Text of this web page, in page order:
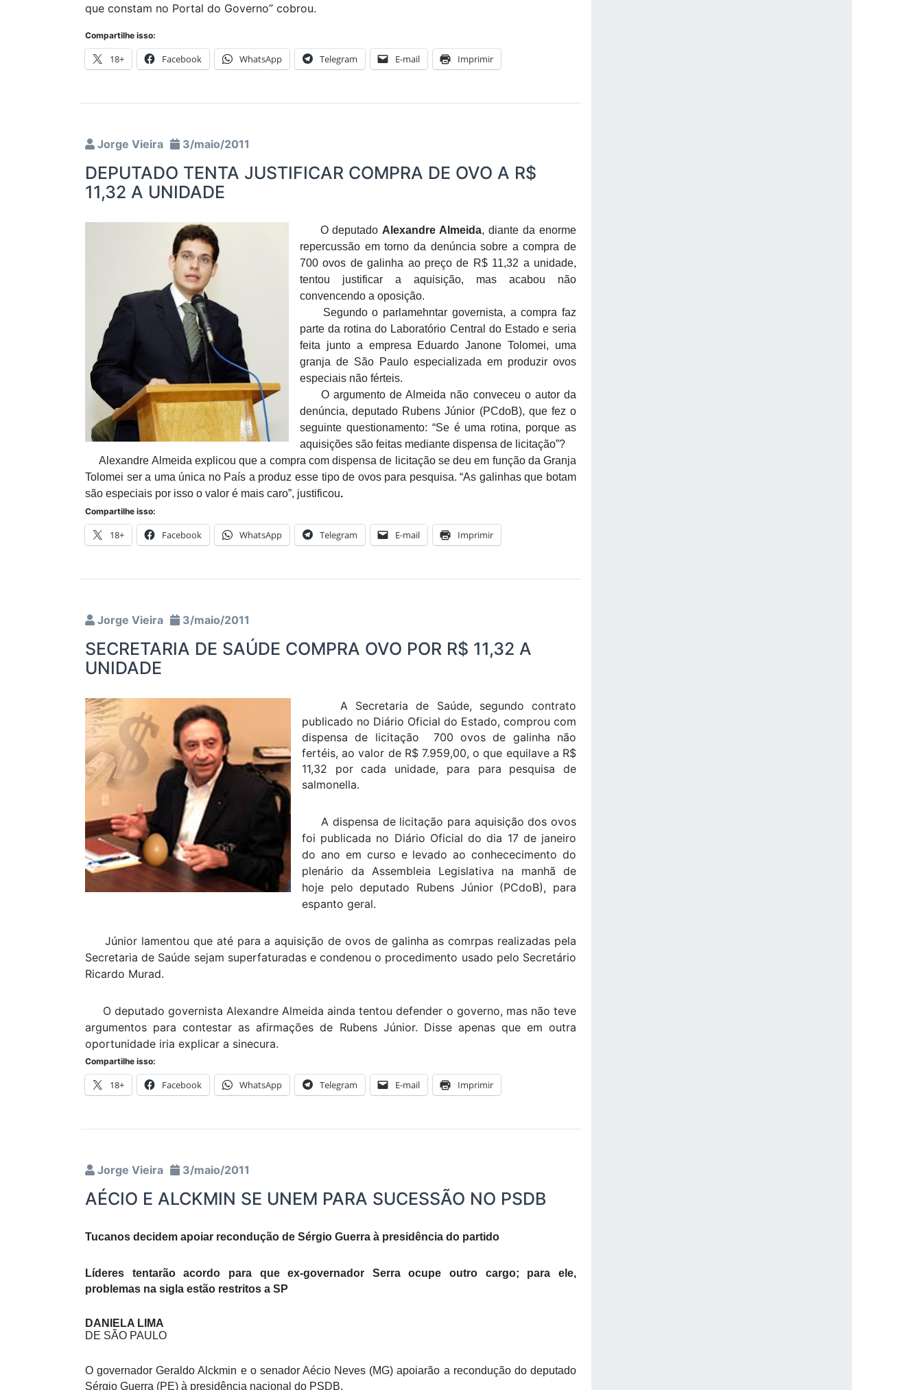
que constam no Portal do Governo” cobrou.
Compartilhe isso:
18+ Facebook WhatsApp Telegram E-mail Imprimir
Jorge Vieira 3/maio/2011
DEPUTADO TENTA JUSTIFICAR COMPRA DE OVO A R$
11,32 A UNIDADE
O deputado Alexandre Almeida, diante da enorme
repercussão em torno da denúncia sobre a compra de
700 ovos de galinha ao preço de R$ 11,32 a unidade,
tentou justificar a aquisição, mas acabou não
convencendo a oposição.
Segundo o parlamehntar governista, a compra faz
parte da rotina do Laboratório Central do Estado e seria
feita junto a empresa Eduardo Janone Tolomei, uma
granja de São Paulo especializada em produzir ovos
especiais não férteis.
O argumento de Almeida não conveceu o autor da
denúncia, deputado Rubens Júnior (PCdoB), que fez o
seguinte questionamento: “Se é uma rotina, porque as
aquisições são feitas mediante dispensa de licitação”?
Alexandre Almeida explicou que a compra com dispensa de licitação se deu em função da Granja
Tolomei ser a uma única no País a produz esse tipo de ovos para pesquisa. “As galinhas que botam
são especiais por isso o valor é mais caro”, justificou.
Compartilhe isso:
18+ Facebook WhatsApp Telegram E-mail Imprimir
Jorge Vieira 3/maio/2011
SECRETARIA DE SAÚDE COMPRA OVO POR R$ 11,32 A
UNIDADE
A Secretaria de Saúde, segundo contrato
publicado no Diário Oficial do Estado, comprou com
dispensa de licitação 700 ovos de galinha não
fertéis, ao valor de R$ 7.959,00, o que equilave a R$
11,32 por cada unidade, para para pesquisa de
salmonella.
A dispensa de licitação para aquisição dos ovos
foi publicada no Diário Oficial do dia 17 de janeiro
do ano em curso e levado ao conhececimento do
plenário da Assembleia Legislativa na manhã de
hoje pelo deputado Rubens Júnior (PCdoB), para
espanto geral.
Júnior lamentou que até para a aquisição de ovos de galinha as comrpas realizadas pela
Secretaria de Saúde sejam superfaturadas e condenou o procedimento usado pelo Secretário
Ricardo Murad.
O deputado governista Alexandre Almeida ainda tentou defender o governo, mas não teve
argumentos para contestar as afirmações de Rubens Júnior. Disse apenas que em outra
oportunidade iria explicar a sinecura.
Compartilhe isso:
18+ Facebook WhatsApp Telegram E-mail Imprimir
Jorge Vieira 3/maio/2011
AÉCIO E ALCKMIN SE UNEM PARA SUCESSÃO NO PSDB
Tucanos decidem apoiar recondução de Sérgio Guerra à presidência do partido
Líderes tentarão acordo para que ex-governador Serra ocupe outro cargo; para ele,
problemas na sigla estão restritos a SP
DANIELA LIMA
DE SÃO PAULO
O governador Geraldo Alckmin e o senador Aécio Neves (MG) apoiarão a recondução do deputado
Sérgio Guerra (PE) à presidência nacional do PSDB.